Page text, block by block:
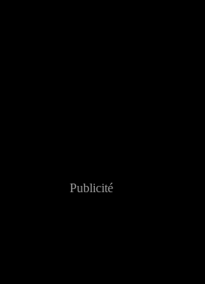
Publicité